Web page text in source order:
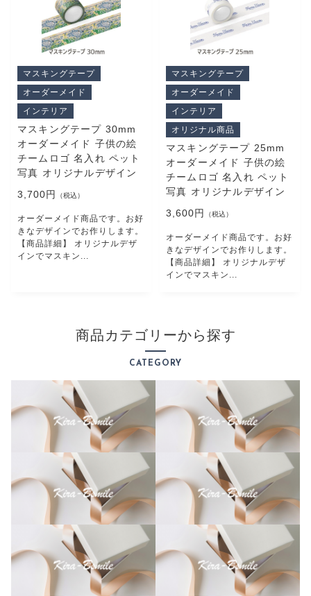
プライバシーポリシー
特定商取引法に基づく表記
マスキングテープ
オーダーメイド
インテリア
マスキングテープ 30mm
オーダーメイド 子供の絵
チームロゴ 名入れ ペット
写真 オリジナルデザイン
3,700円
（税込）
オーダーメイド商品です。お好
きなデザインでお作りします。
【商品詳細】 オリジナルデザ
インでマスキン...
マスキングテープ
オーダーメイド
インテリア
オリジナル商品
マスキングテープ 25mm
オーダーメイド 子供の絵
チームロゴ 名入れ ペット
写真 オリジナルデザイン
3,600円
（税込）
オーダーメイド商品です。お好
きなデザインでお作りします。
【商品詳細】 オリジナルデザ
インでマスキン...
商品カテゴリーから探す
CATEGORY